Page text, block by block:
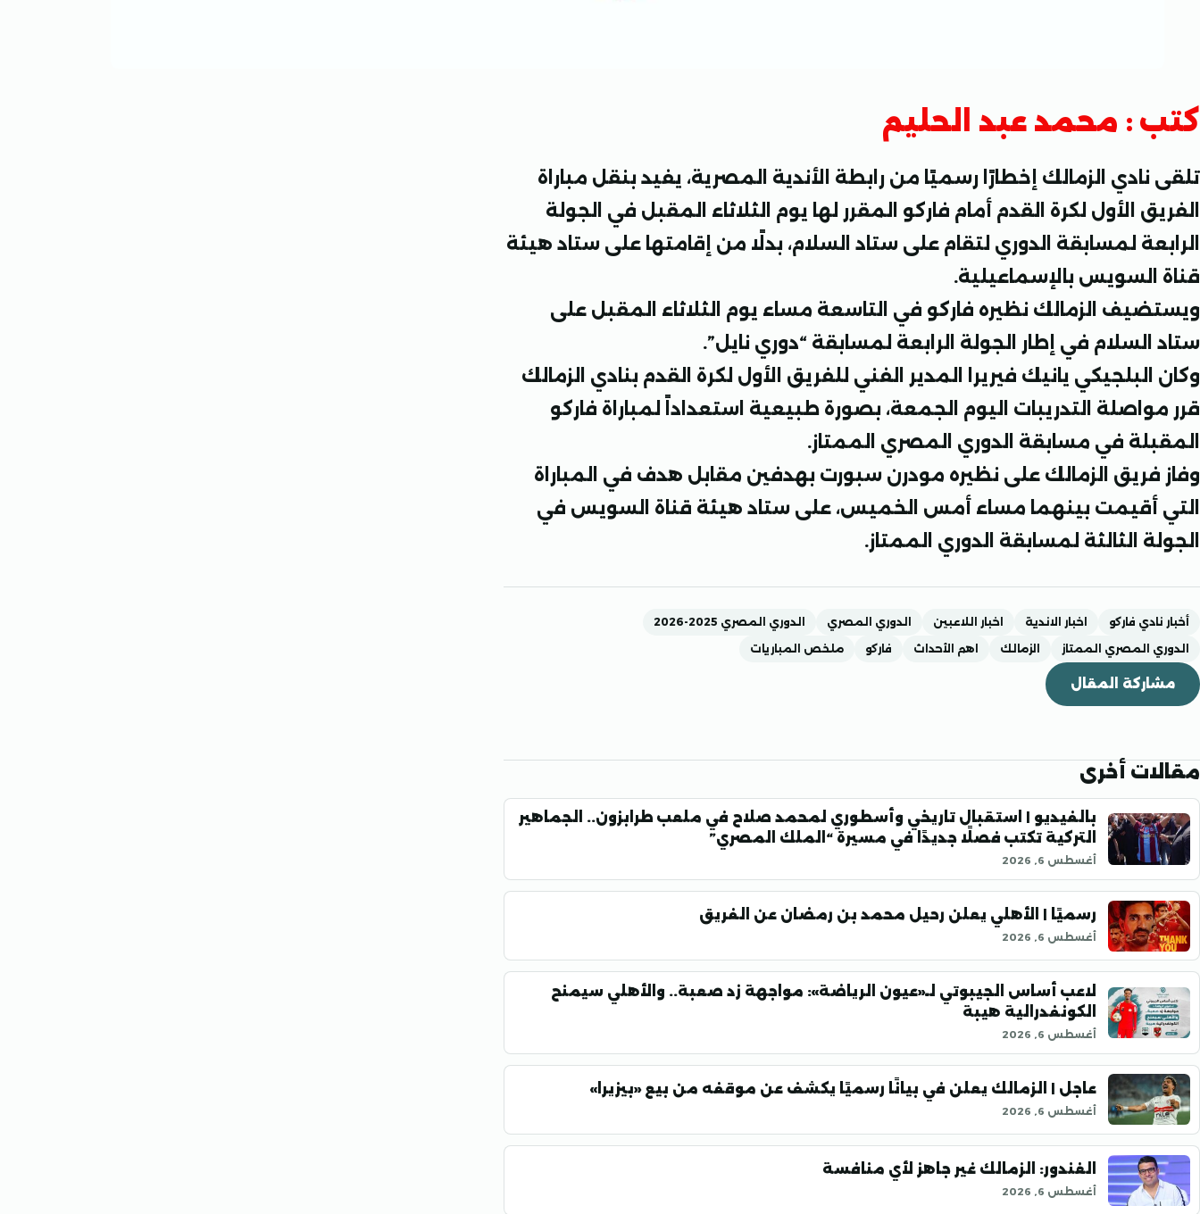
كتب : محمد عبد الحليم
تلقى نادي الزمالك إخطارًا رسميًا من رابطة الأندية المصرية، يفيد بنقل مباراة
الفريق الأول لكرة القدم أمام فاركو المقرر لها يوم الثلاثاء المقبل في الجولة
الرابعة لمسابقة الدوري لتقام على ستاد السلام، بدلًا من إقامتها على ستاد هيئة
قناة السويس بالإسماعيلية.
ويستضيف الزمالك نظيره فاركو في التاسعة مساء يوم الثلاثاء المقبل على
ستاد السلام في إطار الجولة الرابعة لمسابقة “دوري نايل”.
وكان البلجيكي يانيك فيريرا المدير الفني للفريق الأول لكرة القدم بنادي الزمالك
قرر مواصلة التدريبات اليوم الجمعة، بصورة طبيعية استعداداً لمباراة فاركو
المقبلة في مسابقة الدوري المصري الممتاز.
وفاز فريق الزمالك على نظيره مودرن سبورت بهدفين مقابل هدف في المباراة
التي أقيمت بينهما مساء أمس الخميس، على ستاد هيئة قناة السويس في
الجولة الثالثة لمسابقة الدوري الممتاز.
أخبار نادي فاركو اخبار الاندية اخبار اللاعبين الدوري المصري
الدوري المصري 2025-2026
الدوري المصري الممتاز
الزمالك اهم الأحداث فاركو ملخص المباريات
مشاركة المقال
مقالات أخرى
بالفيديو | استقبال تاريخي وأسطوري لمحمد صلاح في ملعب طرابزون.. الجماهير
التركية تكتب فصلًا جديدًا في مسيرة “الملك المصري”
أغسطس 6, 2026
رسميًا | الأهلي يعلن رحيل محمد بن رمضان عن الفريق
أغسطس 6, 2026
لاعب أساس الجيبوتي لـ«عيون الرياضة»: مواجهة زد صعبة.. والأهلي سيمنح
الكونفدرالية هيبة
أغسطس 6, 2026
عاجل | الزمالك يعلن في بيانًا رسميًا يكشف عن موقفه من بيع «بيزيرا»
أغسطس 6, 2026
الغندور: الزمالك غير جاهز لأي منافسة
أغسطس 6, 2026